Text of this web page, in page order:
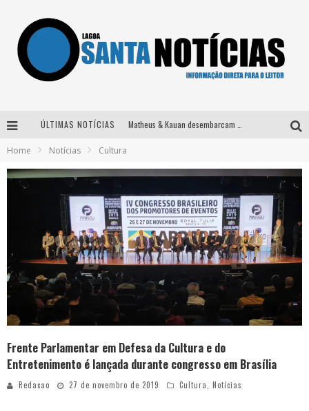
ÚLTIMAS NOTÍCIAS
Selo Moda Music confirma Bel Costa no palco Talentos da Terra do Pedro Leopoldo Rodeio Show
Após sair da KondZilla, DJ Danny Albuquerque inicia nova fase
Home Notícias Cultura
Frente Parlamentar em Defesa da Cultura e do
Entretenimento é lançada durante congresso em Brasília
Redacao 27 de novembro de 2019 Cultura, Notícias